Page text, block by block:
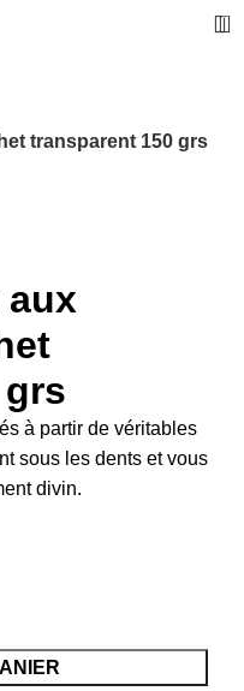
0
transparent 150 grs
à partir de véritables
sous les dents et vous
divin.